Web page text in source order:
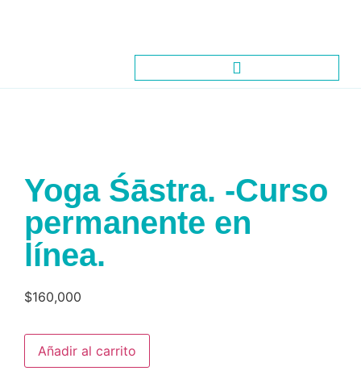
Yoga Śāstra. -Curso
permanente en
línea.
$160,000
Añadir al carrito